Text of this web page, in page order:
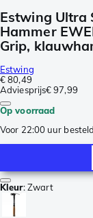
Estwing Ultra
Hammer
Grip,
Estwing
€ 80,49
Adviesprijs€ 97,99
Op voorraad
Voor 22:00 uur
Kleur:Zwart